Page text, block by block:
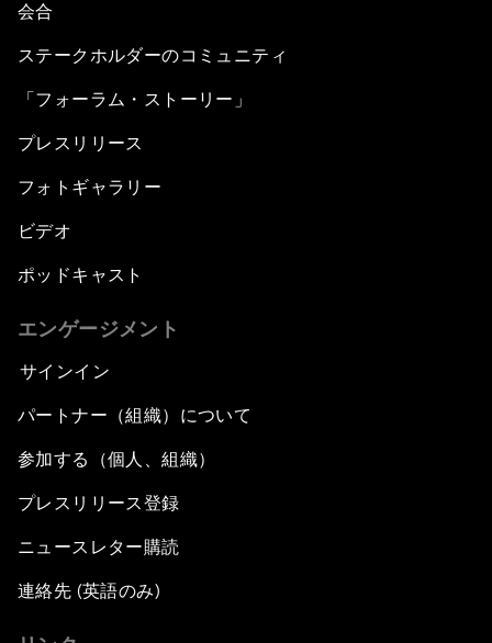
会合
ステークホルダーのコミュニティ
「フォーラム・ストーリー」
プレスリリース
フォトギャラリー
ビデオ
ポッドキャスト
エンゲージメント
サインイン
パートナー（組織）について
参加する（個人、組織）
プレスリリース登録
ニュースレター購読
連絡先 (英語のみ)